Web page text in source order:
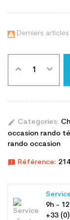
 Derniers
edit Categories:
occasion rando
rando occasion
announcement Référence:
9h -
+33